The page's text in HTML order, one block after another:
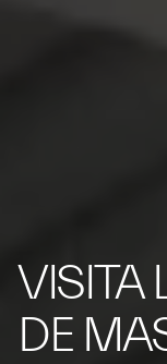
VISITA
DE